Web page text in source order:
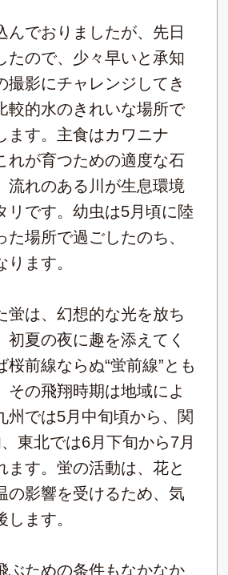
でおりましたが、先日
たので、少々早いと承知
撮影にチャレンジしてき
較的水のきれいな場所で
ます。主食はカワニナ
れが育つための適度な石
流れのある川が生息環境
リです。幼虫は5月頃に陸
た場所で過ごしたのち、
ます。
は、幻想的な光を放ち
初夏の夜に趣を添えてく
桜前線ならぬ“蛍前線”とも
その飛翔時期は地域によ
州では5月中旬頃から、関
東北では6月下旬から7月
ます。蛍の活動は、花と
の影響を受けるため、気
ます。
ための条件もなかなか